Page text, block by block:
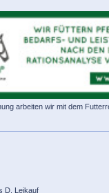
arbeiten wir mit dem
D. Leikauf